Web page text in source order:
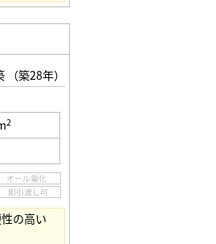
（築28年）
2
の高い